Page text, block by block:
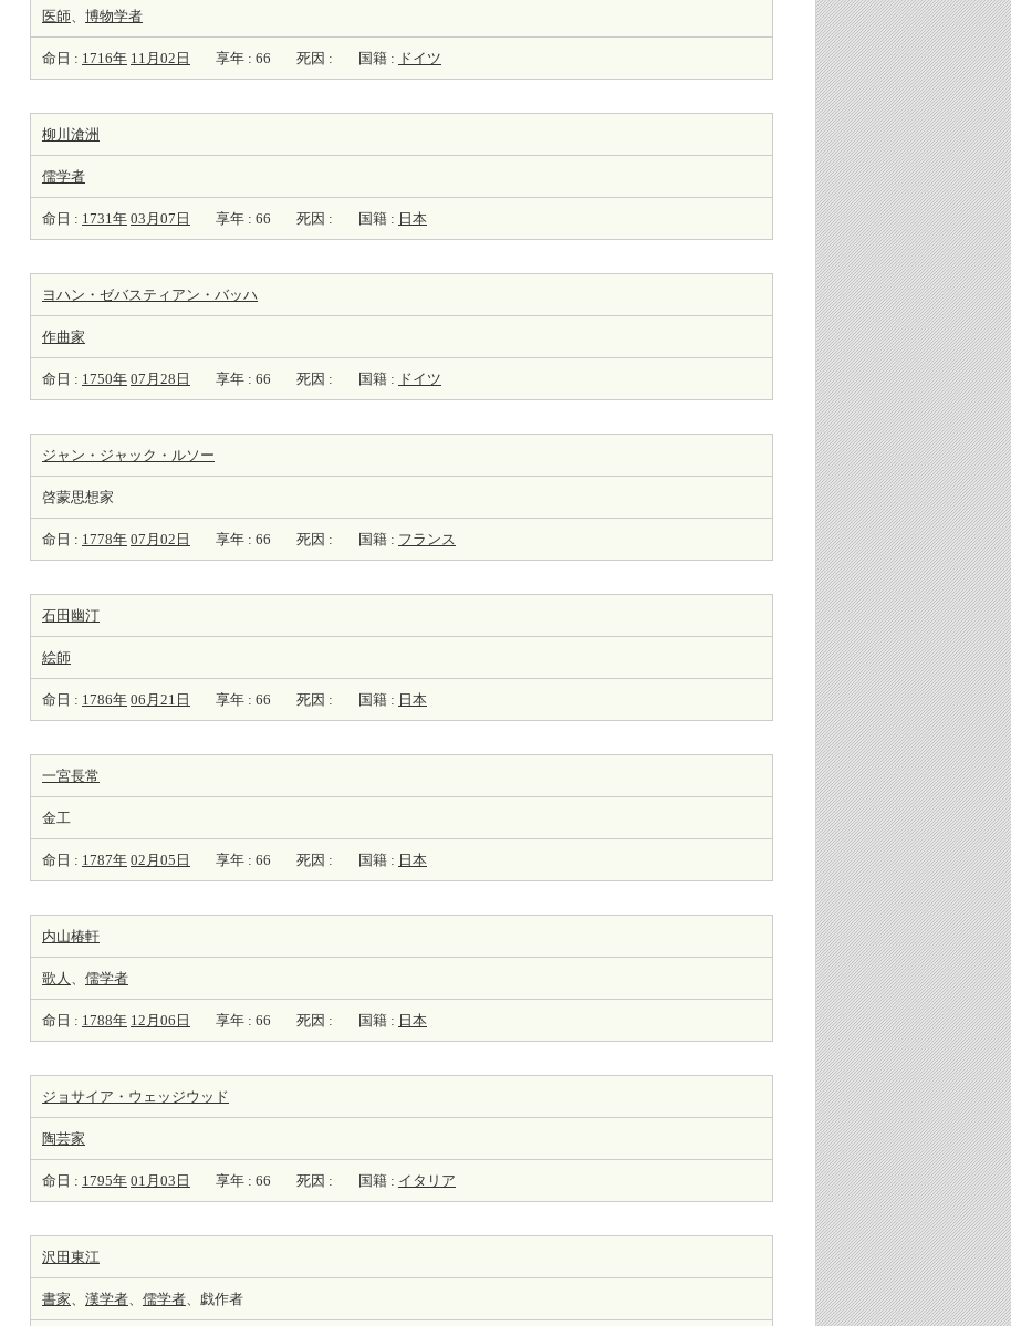
医師、 博物学者
命日 : 1716年 11月02日 享年 : 66 死因 : 国籍 : ドイツ
柳川滄洲
儒学者
命日 : 1731年 03月07日 享年 : 66 死因 : 国籍 : 日本
ヨハン・ゼバスティアン・バッハ
作曲家
命日 : 1750年 07月28日 享年 : 66 死因 : 国籍 : ドイツ
ジャン・ジャック・ルソー
啓蒙思想家
命日 : 1778年 07月02日 享年 : 66 死因 : 国籍 : フランス
石田幽汀
絵師
命日 : 1786年 06月21日 享年 : 66 死因 : 国籍 : 日本
一宮長常
金工
命日 : 1787年 02月05日 享年 : 66 死因 : 国籍 : 日本
内山椿軒
歌人 、 儒学者
命日 : 1788年 12月06日 享年 : 66 死因 : 国籍 : 日本
ジョサイア・ウェッジウッド
陶芸家
命日 : 1795年 01月03日 享年 : 66 死因 : 国籍 : イタリア
沢田東江
書家、 漢学者、 儒学者、戯作者